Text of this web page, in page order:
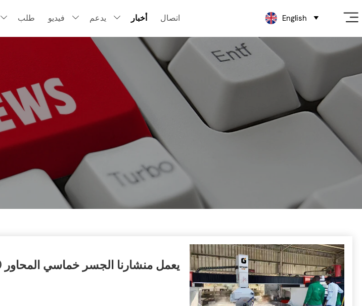
 طلب فيديو  يدعم  أخبار اتصال English 
يعمل منشارنا الجسر خماسي المحاور GQ-3220D بسلاسة في دبي منذ أكثر من عام!